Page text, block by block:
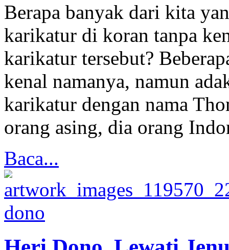
Berapa banyak dari kita
karikatur di koran tanpa
karikatur tersebut?
kenal namanya, namun
karikatur dengan nama
orang asing, dia orang
Baca...